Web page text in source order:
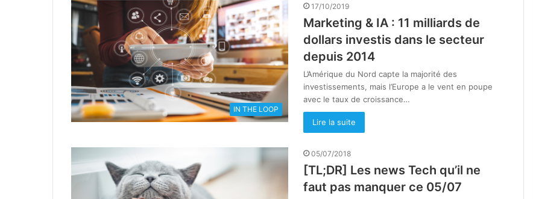
IN THE LOOP
17/10/2019
Marketing & IA : 11 milliards de
dollars investis dans le secteur
depuis 2014
L’Amérique du Nord capte la majorité des
investissements, mais l’Europe a le vent en poupe
avec le taux de croissance…
Lire la suite
05/07/2018
[TL;DR] Les news Tech qu’il ne
faut pas manquer ce 05/07